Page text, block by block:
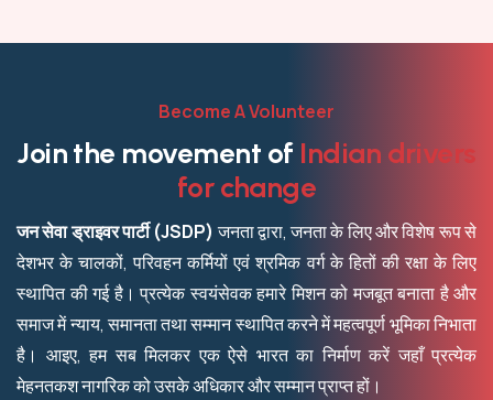
Become A Volunteer
Join the movement of Indian drivers
for change
जन सेवा ड्राइवर पार्टी (JSDP) जनता द्वारा, जनता के लिए और विशेष रूप से
देशभर के चालकों, परिवहन कर्मियों एवं श्रमिक वर्ग के हितों की रक्षा के लिए
स्थापित की गई है। प्रत्येक स्वयंसेवक हमारे मिशन को मजबूत बनाता है और
समाज में न्याय, समानता तथा सम्मान स्थापित करने में महत्वपूर्ण भूमिका निभाता
है। आइए, हम सब मिलकर एक ऐसे भारत का निर्माण करें जहाँ प्रत्येक
मेहनतकश नागरिक को उसके अधिकार और सम्मान प्राप्त हों।